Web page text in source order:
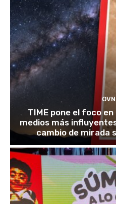
TIME pone el foco en
medios más
cambio de mirada